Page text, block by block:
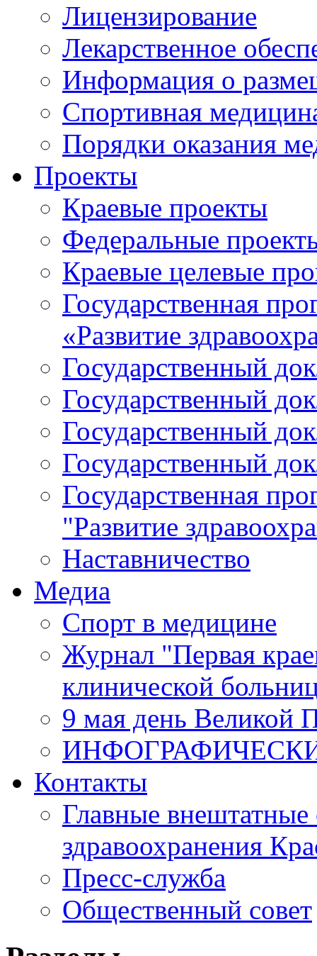
Лицензирование
Лекарственное
Информация о
Спортивная
Порядки оказания
Проекты
Краевые проекты
Федеральные
Краевые целевые
Государственная
«Развитие
Государственный
Государственный
Государственный
Государственный
Государственная
"Развитие
Наставничество
Медиа
Спорт в медицине
Журнал "Первая
клинической
9 мая день Великой
Контакты
Главные внештатные
здравоохранения
Пресс-служба
Общественный совет